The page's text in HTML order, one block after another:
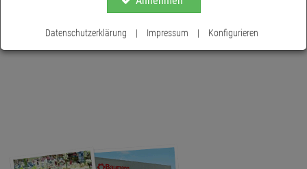
Datenschutzerklärung | Impressum | Konfigurieren